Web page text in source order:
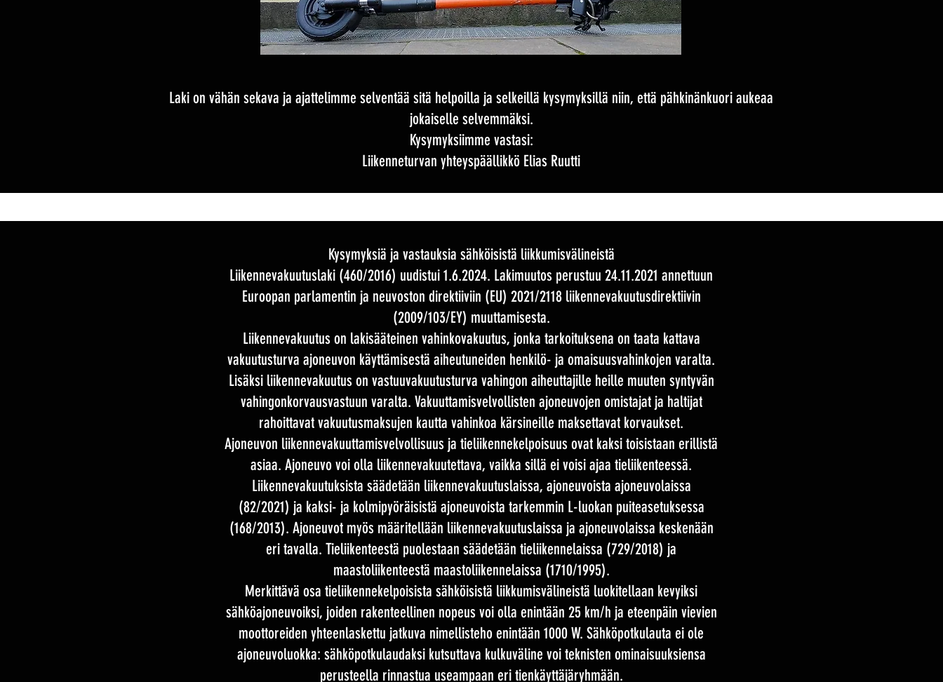
Laki on vähän sekava ja ajattelimme selventää sitä helpoilla ja selkeillä kysymyksillä niin, että pähkinänkuori aukeaa
jokaiselle selvemmäksi.
Kysymyksiimme vastasi:
Liikenneturvan yhteyspäällikkö Elias Ruutti
Kysymyksiä ja vastauksia sähköisistä liikkumisvälineistä
Liikennevakuutuslaki (460/2016) uudistui 1.6.2024. Lakimuutos perustuu 24.11.2021 annettuun
Euroopan parlamentin ja neuvoston direktiiviin (EU) 2021/2118 liikennevakuutusdirektiivin
(2009/103/EY) muuttamisesta.
Liikennevakuutus on lakisääteinen vahinkovakuutus, jonka tarkoituksena on taata kattava
vakuutusturva ajoneuvon käyttämisestä aiheutuneiden henkilö- ja omaisuusvahinkojen varalta.
Lisäksi liikennevakuutus on vastuuvakuutusturva vahingon aiheuttajille heille muuten syntyvän
vahingonkorvausvastuun varalta. Vakuuttamisvelvollisten ajoneuvojen omistajat ja haltijat
rahoittavat vakuutusmaksujen kautta vahinkoa kärsineille maksettavat korvaukset.
Ajoneuvon liikennevakuuttamisvelvollisuus ja tieliikennekelpoisuus ovat kaksi toisistaan erillistä
asiaa. Ajoneuvo voi olla liikennevakuutettava, vaikka sillä ei voisi ajaa tieliikenteessä.
Liikennevakuutuksista säädetään liikennevakuutuslaissa, ajoneuvoista ajoneuvolaissa
(82/2021) ja kaksi- ja kolmipyöräisistä ajoneuvoista tarkemmin L-luokan puiteasetuksessa
(168/2013). Ajoneuvot myös määritellään liikennevakuutuslaissa ja ajoneuvolaissa keskenään
eri tavalla. Tieliikenteestä puolestaan säädetään tieliikennelaissa (729/2018) ja
maastoliikenteestä maastoliikennelaissa (1710/1995).
Merkittävä osa tieliikennekelpoisista sähköisistä liikkumisvälineistä luokitellaan kevyiksi
sähköajoneuvoiksi, joiden rakenteellinen nopeus voi olla enintään 25 km/h ja eteenpäin vievien
moottoreiden yhteenlaskettu jatkuva nimellisteho enintään 1000 W. Sähköpotkulauta ei ole
ajoneuvoluokka: sähköpotkulaudaksi kutsuttava kulkuväline voi teknisten ominaisuuksiensa
perusteella rinnastua useampaan eri tienkäyttäjäryhmään.